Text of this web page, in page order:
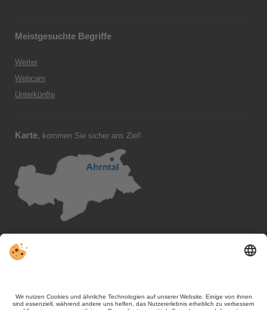
Meistgesuchte Begriffe
Wetter
Webcam
Unterkünfte
Karte, kommen Sie sicher ans Ziel!
Folgen Sie uns
Kontakt / Impressum-Datenschutz